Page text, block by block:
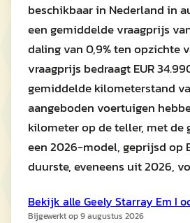
beschikbaar in Nederland in
een gemiddelde vraagprijs
daling van 0,9% ten opzichte
vraagprijs bedraagt EUR
gemiddelde kilometerstand
aangeboden voertuigen
kilometer op de teller, met de
een 2026-model, geprijsd op
duurste, eveneens uit 2026,
Bekijk alle Geely Starray Em I
Bijgewerkt op9 augustus 2026